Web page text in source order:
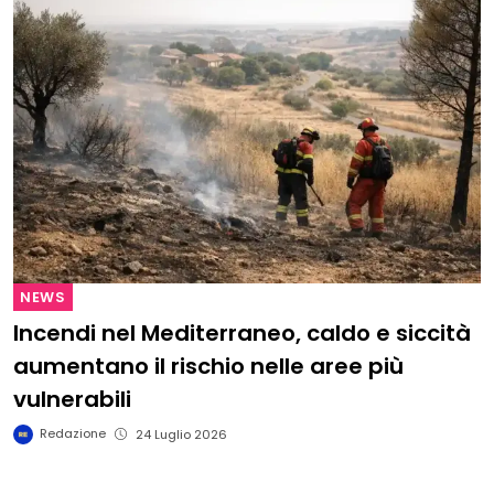
NEWS
Incendi nel Mediterraneo, caldo e siccità
aumentano il rischio nelle aree più
vulnerabili
Redazione 24 Luglio 2026